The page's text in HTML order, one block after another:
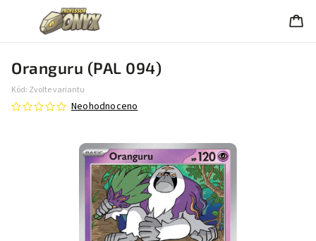
Oranguru (PAL 094)
Kód: Zvolte variantu
Neohodnoceno